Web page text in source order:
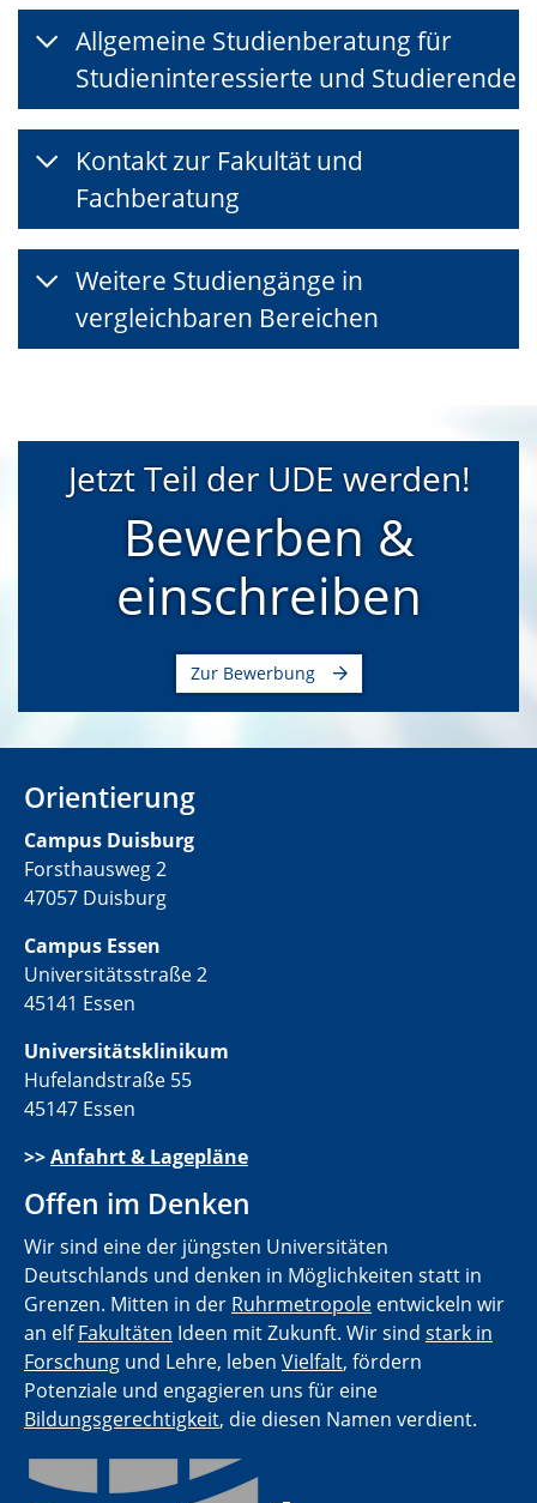
Allgemeine Studienberatung für
Studieninteressierte und Studierende
Kontakt zur Fakultät und
Fachberatung
Weitere Studiengänge in
vergleichbaren Bereichen
Jetzt Teil der UDE werden!
Bewerben &
einschreiben
Zur Bewerbung
Orientierung
Campus Duisburg
Forsthausweg 2
47057 Duisburg
Campus Essen
Universitätsstraße 2
45141 Essen
Universitätsklinikum
Hufelandstraße 55
45147 Essen
>>Anfahrt & Lagepläne
Offen im Denken
Wir sind eine der jüngsten Universitäten
Deutschlands und denken in Möglichkeiten statt in
Grenzen. Mitten in der Ruhrmetropole entwickeln wir
an elfFakultäten Ideen mit Zukunft. Wir sind stark in
Forschung und Lehre, leben Vielfalt, fördern
Potenziale und engagieren uns für eine
Bildungsgerechtigkeit, die diesen Namen verdient.